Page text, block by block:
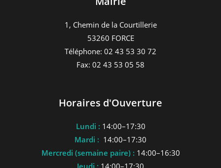
1, Chemin de la Courtillerie
53260 FORCE
Téléphone: 02 43 53 30 72
Fax: 02 43 53 05 58
Horaires d'Ouverture
Lundi : 14:00–17:30
Mardi : 14:00–17:30
Mercredi (semaine paire) : 14:00–16:30
Jeudi : 14:00–17:30